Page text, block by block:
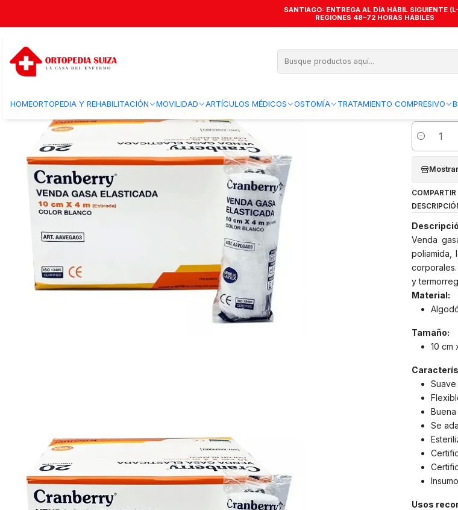
HOMEORTOPEDIA Y REHABILITACIÓN MOVILIDAD ARTÍCULOS MÉDICOS OSTOMÍA TRATAMIENTO COMPRESIVO
SANTIAGO: ENTREGA AL DÍA HÁBIL SIGUIENTE
REGIONES 48–72 HORAS HÁBILES
Venda Gasa Elasticada 10 cm x 4 m - Cranberry -
Cantidad
Venda
y
Material:
Tamaño:
10 cm
Se
Usos